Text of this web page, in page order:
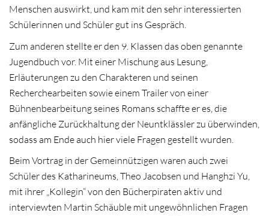
Menschen auswirkt, und kam mit den sehr interessierten
Schülerinnen und Schüler gut ins Gespräch.
Zum anderen stellte er den 9. Klassen das oben genannte
Jugendbuch vor. Mit einer Mischung aus Lesung,
Erläuterungen zu den Charakteren und seinen
Recherchearbeiten sowie einem Trailer von einer
Bühnenbearbeitung seines Romans schaffte er es, die
anfängliche Zurückhaltung der Neuntklässler zu überwinden,
sodass am Ende auch hier viele Fragen gestellt wurden.
Beim Vortrag in der Gemeinnützigen waren auch zwei
Schüler des Katharineums, Theo Jacobsen und Hanghzi Yu,
mit ihrer „Kollegin“ von den Bücherpiraten aktiv und
interviewten Martin Schäuble mit ungewöhnlichen Fragen